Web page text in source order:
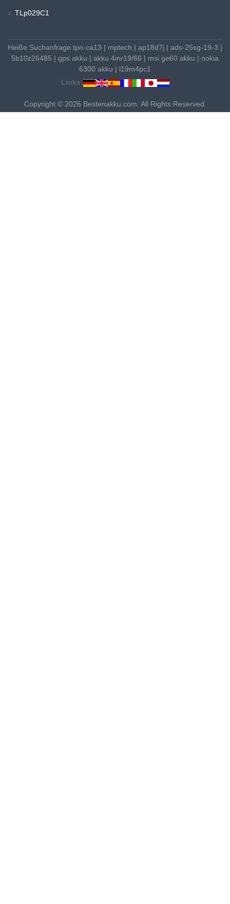
TLp029C1
Heiße Suchanfrage:tpn-ca13 | mptech | ap18d7j | ads-25sg-19-3 |
5b10z26485 | gps akku | akku 4inr19/66 | msi ge60 akku | nokia
6300 akku | l19m4pc1
Links:
Copyright © 2026 Bestenakku.com. All Rights Reserved.